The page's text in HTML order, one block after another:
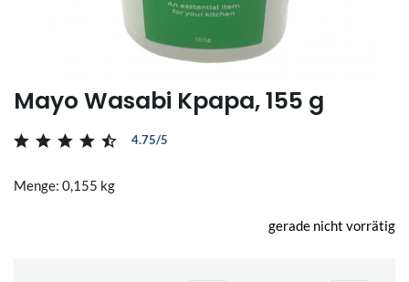
Mayo Wasabi Kpapa, 155 g
4.75/5
Menge: 0,155 kg
gerade nicht vorrätig